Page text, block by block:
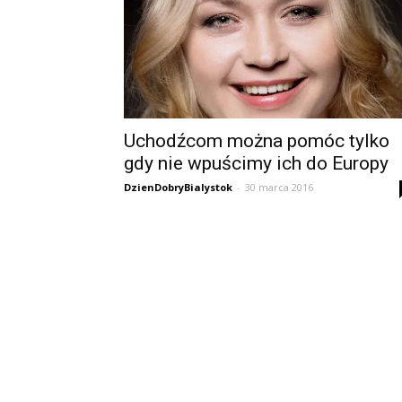
Uchodźcom można pomóc tylko
gdy nie wpuścimy ich do Europy
DzienDobryBialystok - 30 marca 2016